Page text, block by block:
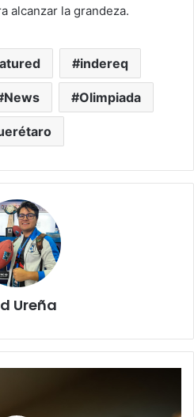
alcanzar la grandeza.
indereq
News Olimpiada
Ureña